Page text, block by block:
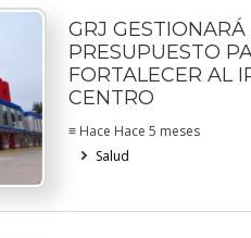
GRJ GESTIONARÁ
PRESUPUESTO
FORTALECER AL
CENTRO
≡ Hace Hace 5 meses
Salud